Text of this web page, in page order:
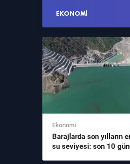
EKONOMI
Ekonomi
Barajlarda son yılların
su seviyesi: son 10